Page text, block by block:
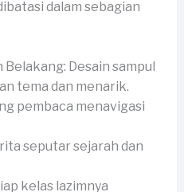
dalam sebagian
Belakang: Desain sampul
tema dan menarik.
pembaca menavigasi
seputar sejarah dan
kelas lazimnya